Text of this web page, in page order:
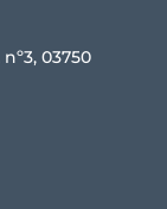
03750